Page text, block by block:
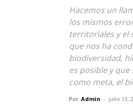
Hacemos un
los mismos
territoriales y el
que nos ha
biodiversidad,
es posible y
como meta, el
Por Admin - julio 13,